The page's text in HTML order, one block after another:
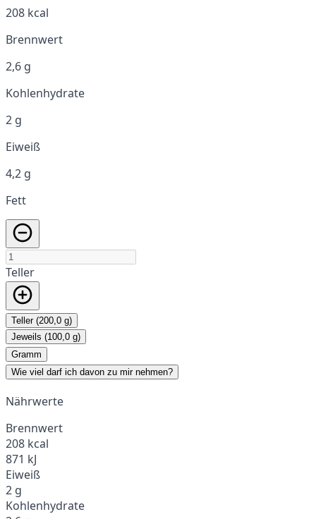
208 kcal
Brennwert
2,6 g
Kohlenhydrate
2 g
Eiweiß
4,2 g
Fett
Teller
Teller (200,0 g)
Jeweils (100,0 g)
Gramm
Wie viel darf ich davon zu mir nehmen?
Nährwerte
Brennwert
208 kcal
871 kJ
Eiweiß
2 g
Kohlenhydrate